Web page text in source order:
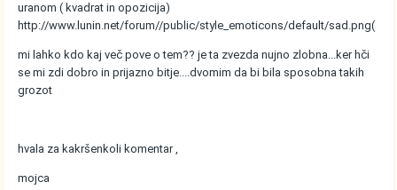
uranom ( kvadrat in opozicija)
http://www.lunin.net/forum//public/style_emoticons/default/sad.png(
mi lahko kdo kaj več pove o tem?? je ta zvezda nujno zlobna...ker hči
se mi zdi dobro in prijazno bitje....dvomim da bi bila sposobna takih
grozot
hvala za kakršenkoli komentar ,
mojca